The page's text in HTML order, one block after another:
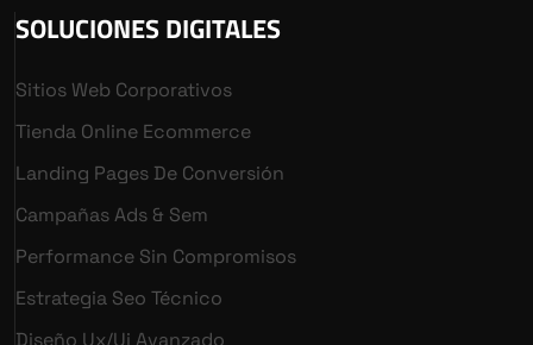
SOLUCIONES DIGITALES
Sitios Web Corporativos
Tienda Online Ecommerce
Landing Pages De Conversión
Campañas Ads & Sem
Performance Sin Compromisos
Estrategia Seo Técnico
Diseño Ux/ui Avanzado